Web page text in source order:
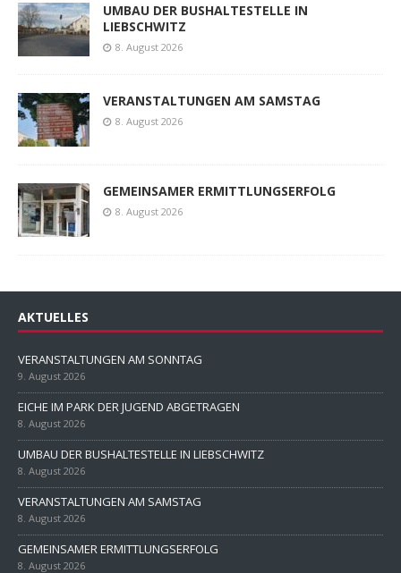
UMBAU DER BUSHALTESTELLE IN
LIEBSCHWITZ
8. August 2026
VERANSTALTUNGEN AM SAMSTAG
8. August 2026
GEMEINSAMER ERMITTLUNGSERFOLG
8. August 2026
AKTUELLES
VERANSTALTUNGEN AM SONNTAG
9. August 2026
EICHE IM PARK DER JUGEND ABGETRAGEN
8. August 2026
UMBAU DER BUSHALTESTELLE IN LIEBSCHWITZ
8. August 2026
VERANSTALTUNGEN AM SAMSTAG
8. August 2026
GEMEINSAMER ERMITTLUNGSERFOLG
8. August 2026